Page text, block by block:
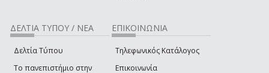
ΔΕΛΤΙΑ ΤΥΠΟΥ / ΝΕΑ
Δελτία Τύπου
Το πανεπιστήμιο στην
ΕΠΙΚΟΙΝΩΝΙΑ
Τηλεφωνικός Κατάλογος
Επικοινωνία